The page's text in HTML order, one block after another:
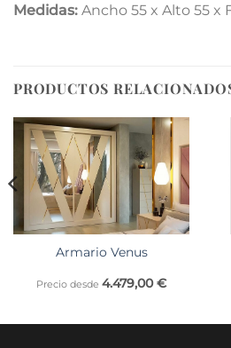
Medidas: Ancho 55 x Alto 55 x
PRODUCTOS
Armario Venus
Precio desde 4.479,00€